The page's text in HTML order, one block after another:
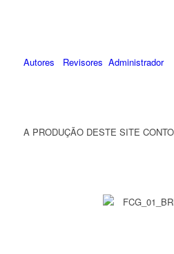
Autores Revisores Administrador
A PRODUÇÃO DESTE SITE